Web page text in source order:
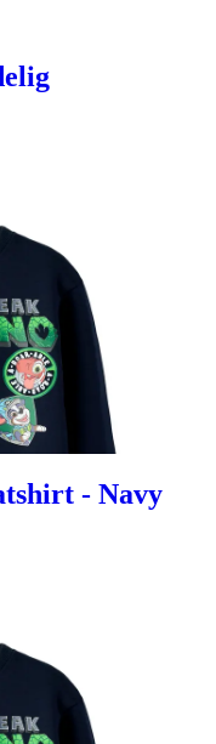
- Navy